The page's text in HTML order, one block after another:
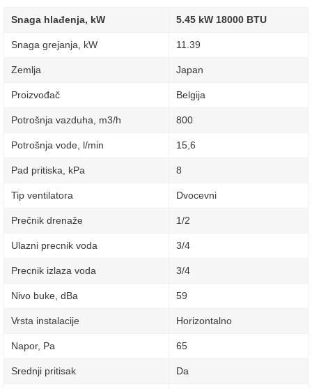
Snaga hlađenja, kW 5.45 kW 18000 BTU
Snaga grejanja, kW 11.39
Zemlja Japan
Proizvođač Belgija
Potrošnja vazduha, m3/h 800
Potrošnja vode, l/min 15,6
Pad pritiska, kPa 8
Tip ventilatora Dvocevni
Prečnik drenaže 1/2
Ulazni precnik voda 3/4
Precnik izlaza voda 3/4
Nivo buke, dBa 59
Vrsta instalacije Horizontalno
Napor, Pa 65
Srednji pritisak Da